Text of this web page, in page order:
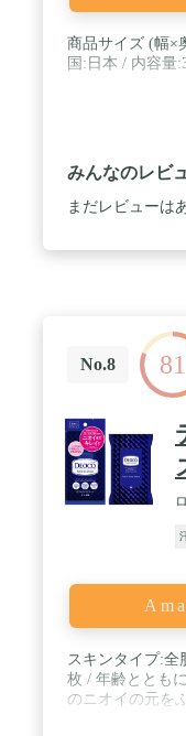
商品サイズ (幅×
国:日本 / 内容量
みんなのレビ
まだレビューは
No.8 81
スキンタイプ:全
枚 / 年齢ととも
のニオイの元を